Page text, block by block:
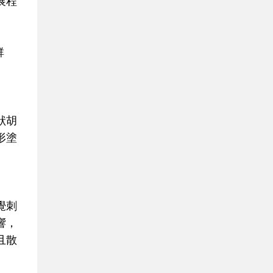
胡
塗
刺
散